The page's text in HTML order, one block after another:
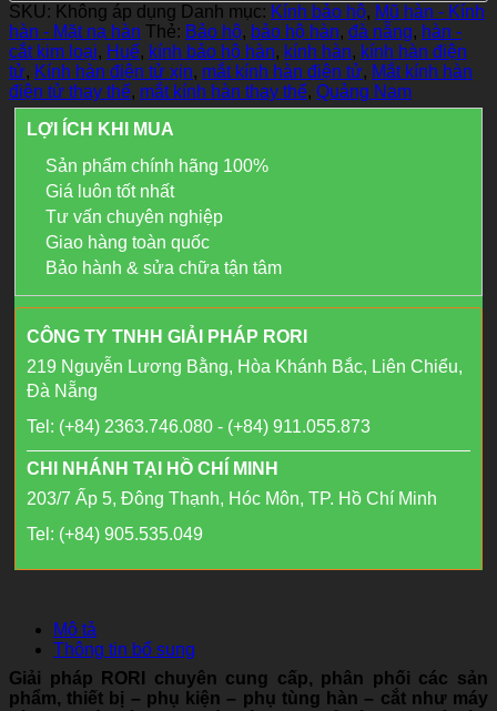
SKU: Không áp dụng Danh mục: Kính bảo hộ, Mũ hàn - Kính
hàn - Mặt nạ hàn Thẻ: Bảo hộ, bảo hộ hàn, đà nẵng, hàn -
cắt kim loại, Huế, kính bảo hộ hàn, kính hàn, kính hàn điện
tử, Kính hàn điện tử xịn, mắt kính hàn điện tử, Mắt kính hàn
điện tử thay thế, mắt kính hàn thay thế, Quảng Nam
LỢI ÍCH KHI MUA
Sản phẩm chính hãng 100%
Giá luôn tốt nhất
Tư vấn chuyên nghiệp
Giao hàng toàn quốc
Bảo hành & sửa chữa tận tâm
CÔNG TY TNHH GIẢI PHÁP RORI
219 Nguyễn Lương Bằng, Hòa Khánh Bắc, Liên Chiểu,
Đà Nẵng
Tel: (+84) 2363.746.080 - (+84) 911.055.873
CHI NHÁNH TẠI HỒ CHÍ MINH
203/7 Ấp 5, Đông Thạnh, Hóc Môn, TP. Hồ Chí Minh
Tel: (+84) 905.535.049
Mô tả
Thông tin bổ sung
Giải pháp RORI chuyên cung cấp, phân phối các sản
phẩm, thiết bị – phụ kiện – phụ tùng hàn – cắt như máy